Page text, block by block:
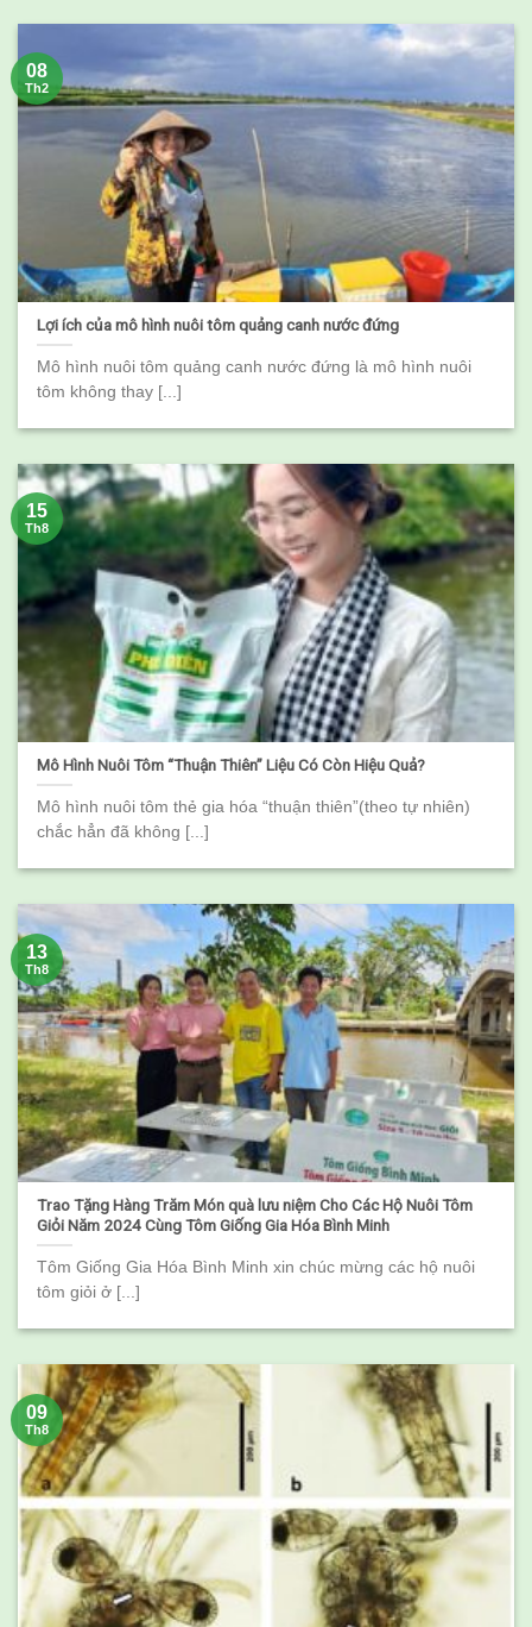
Lợi ích của mô hình nuôi tôm quảng canh nước đứng
Mô hình nuôi tôm quảng canh nước đứng là mô hình nuôi
tôm không thay [...]
08
Th2
Mô Hình Nuôi Tôm “Thuận Thiên” Liệu Có Còn Hiệu Quả?
Mô hình nuôi tôm thẻ gia hóa “thuận thiên”(theo tự nhiên)
chắc hẳn đã không [...]
15
Th8
Trao Tặng Hàng Trăm Món quà lưu niệm Cho Các Hộ Nuôi Tôm
Giỏi Năm 2024 Cùng Tôm Giống Gia Hóa Bình Minh
Tôm Giống Gia Hóa Bình Minh xin chúc mừng các hộ nuôi
tôm giỏi ở [...]
13
Th8
09
Th8